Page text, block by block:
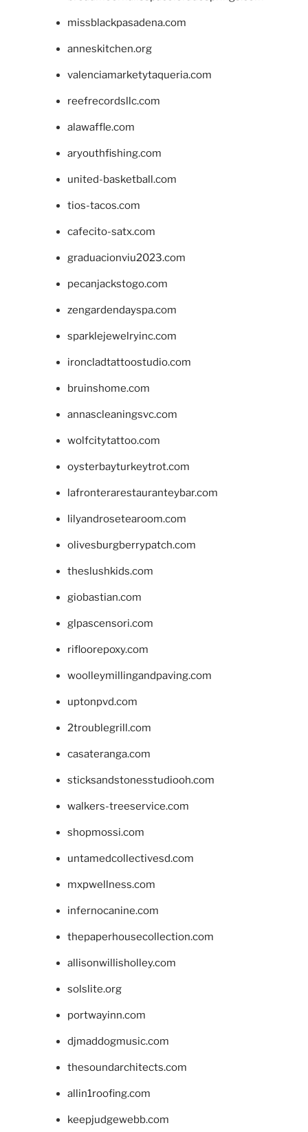
missblackpasadena.com
anneskitchen.org
valenciamarketytaqueria.com
reefrecordsllc.com
alawaffle.com
aryouthfishing.com
united-basketball.com
tios-tacos.com
cafecito-satx.com
graduacionviu2023.com
pecanjackstogo.com
zengardendayspa.com
sparklejewelryinc.com
ironcladtattoostudio.com
bruinshome.com
annascleaningsvc.com
wolfcitytattoo.com
oysterbayturkeytrot.com
lafronterarestauranteybar.com
lilyandrosetearoom.com
olivesburgberrypatch.com
theslushkids.com
giobastian.com
glpascensori.com
rifloorepoxy.com
woolleymillingandpaving.com
uptonpvd.com
2troublegrill.com
casateranga.com
sticksandstonesstudiooh.com
walkers-treeservice.com
shopmossi.com
untamedcollectivesd.com
mxpwellness.com
infernocanine.com
thepaperhousecollection.com
allisonwillisholley.com
solslite.org
portwayinn.com
djmaddogmusic.com
thesoundarchitects.com
allin1roofing.com
keepjudgewebb.com